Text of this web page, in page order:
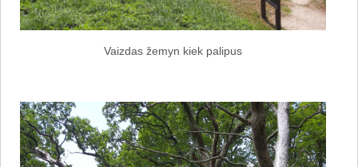
Vaizdas žemyn kiek palipus